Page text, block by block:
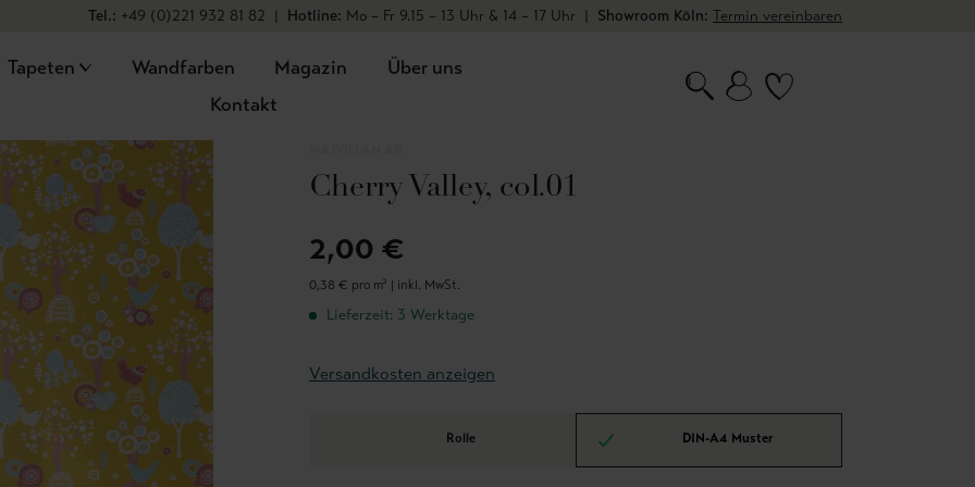
Tel.: +49 (0)221 932 81 82 | Hotline: Mo – Fr 9.15 – 13 Uhr & 14 – 17 Uhr | Showroom Köln: Termin vereinbaren
Tapeten Wandfarben Magazin
Über uns
Kontakt
Cherry Valley, col.01
2,00 €
0,38 € pro m² | inkl. MwSt.
Lieferzeit: 3 Werktage
Versandkosten anzeigen
Rolle DIN-A4 Muster